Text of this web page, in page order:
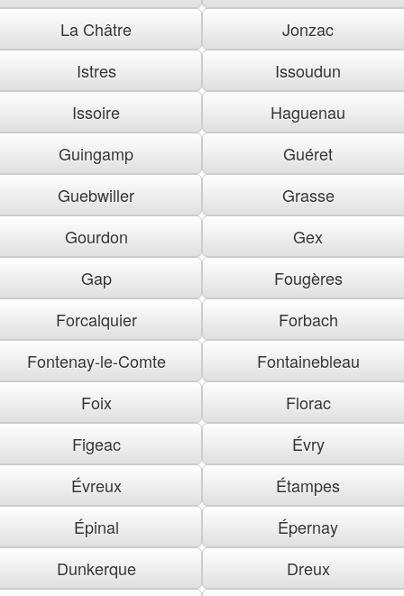
La Châtre
Jonzac
Istres
Issoudun
Issoire
Haguenau
Guingamp
Guéret
Guebwiller
Grasse
Gourdon
Gex
Gap
Fougères
Forcalquier
Forbach
Fontenay-le-Comte
Fontainebleau
Foix
Florac
Figeac
Évry
Évreux
Étampes
Épinal
Épernay
Dunkerque
Dreux